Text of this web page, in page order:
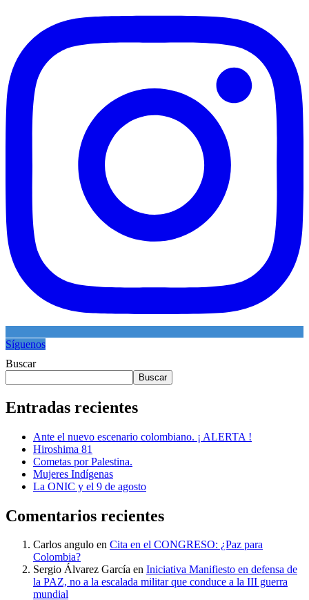
Síguenos
Buscar
Buscar
Entradas recientes
Ante el nuevo escenario colombiano. ¡ ALERTA !
Hiroshima 81
Cometas por Palestina.
Mujeres Indígenas
La ONIC y el 9 de agosto
Comentarios recientes
Carlos angulo en Cita en el CONGRESO: ¿Paz para
Colombia?
Sergio Álvarez García en Iniciativa Manifiesto en defensa de
la PAZ, no a la escalada militar que conduce a la III guerra
mundial